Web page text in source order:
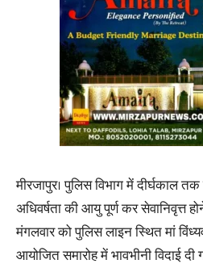
मीरजापुर। पुलिस विभाग में दीर्घकाल
अधिवर्षता की आयु पूर्ण कर सेवानिवृत्त
मंगलवार को पुलिस लाइन स्थित मां
आयोजित समारोह में भावभीनी विदाई दी